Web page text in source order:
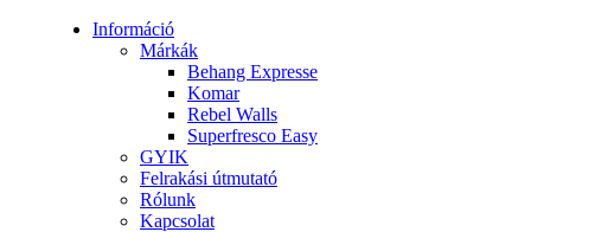
Információ
Márkák
Behang Expresse
Komar
Rebel Walls
Superfresco Easy
GYIK
Felrakási útmutató
Rólunk
Kapcsolat